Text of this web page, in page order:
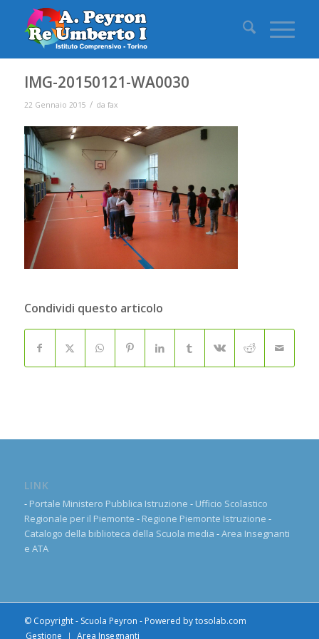
IMG-20150121-WA0030
22 Gennaio 2015 / da fax
Condividi questo articolo
LINK
- Portale Ministero Pubblica Istruzione - Ufficio Scolastico
Regionale per il Piemonte - Regione Piemonte Istruzione -
Catalogo della biblioteca della Scuola media -Area Insegnanti
e ATA
© Copyright - Scuola Peyron - Powered bytosolab.com
Gestione
Area Insegnanti